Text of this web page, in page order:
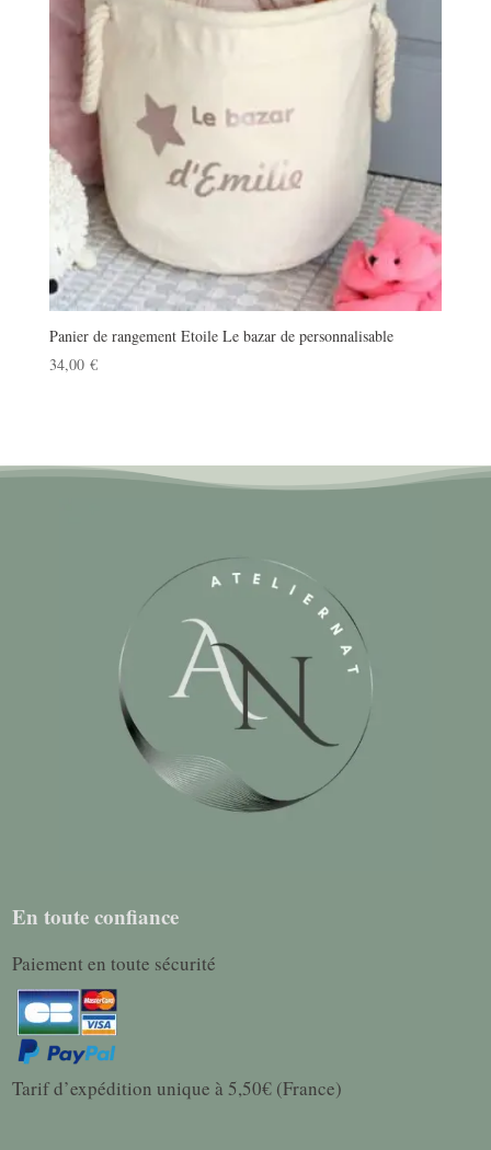
Panier de rangement Etoile Le bazar de personnalisable
34,00 €
En toute confiance
Paiement en toute sécurité
Tarif d’expédition unique à 5,50€ (France)